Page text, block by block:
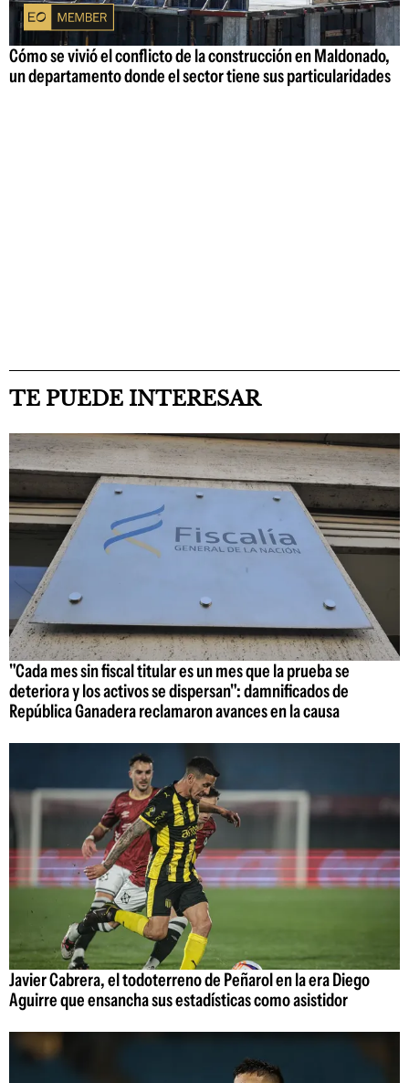
Cómo se vivió el conflicto de la construcción en Maldonado,
un departamento donde el sector tiene sus particularidades
TE PUEDE INTERESAR
"Cada mes sin fiscal titular es un mes que la prueba se
deteriora y los activos se dispersan": damnificados de
República Ganadera reclamaron avances en la causa
Javier Cabrera, el todoterreno de Peñarol en la era Diego
Aguirre que ensancha sus estadísticas como asistidor